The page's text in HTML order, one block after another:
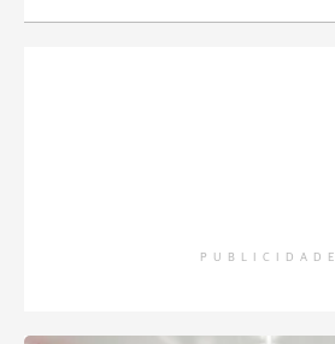
PUBLICIDADE